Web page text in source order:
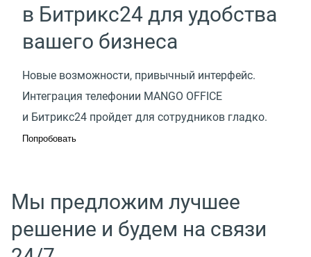
в Битрикс24 для удобства
вашего бизнеса
Новые возможности, привычный интерфейс.
Интеграция телефонии MANGO OFFICE
и Битрикс24 пройдет для сотрудников гладко.
Попробовать
Мы предложим лучшее
решение и будем на связи